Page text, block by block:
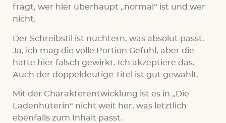
fragt, wer hier überhaupt „normal“ ist und wer
nicht.
Der Schreibstil ist nüchtern, was absolut passt.
Ja, ich mag die volle Portion Gefühl, aber die
hätte hier falsch gewirkt. Ich akzeptiere das.
Auch der doppeldeutige Titel ist gut gewählt.
Mit der Charakterentwicklung ist es in „Die
Ladenhüterin“ nicht weit her, was letztlich
ebenfalls zum Inhalt passt.